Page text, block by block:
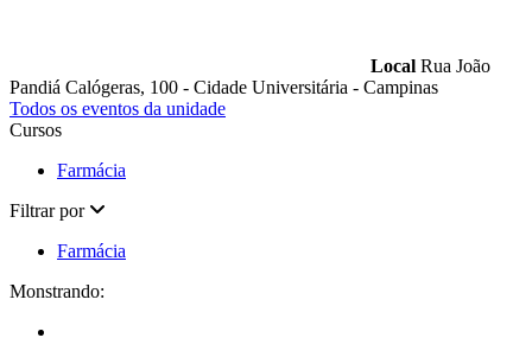
Local Rua João
Pandiá Calógeras, 100 - Cidade Universitária - Campinas
Todos os eventos da unidade
Cursos
Farmácia
Filtrar por
Farmácia
Monstrando: